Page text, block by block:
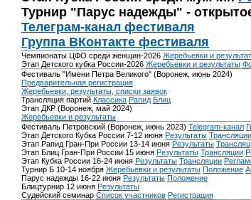
Турнир "Парус надежды" -
Телеграм-канал фестиваля
Группа ВКонтакте фестиваля
Чемпионаты ЦФО среди женщин-2026 Жеребьевки и
Этап Детского кубка России-2026 Жеребьевки и результаты
Фестиваль "Имени Петра Великого" (Воронеж, июнь 2024)
Предварительная регистрация
Жеребьевки, результаты, списки заявок
Трансляция партий Классика Рапид Блиц
Этап ДКР (Воронеж, май 2024)
Жеребьевки и результаты
Фестиваль Петровский (Воронеж, июнь 2023) Telegram-канал
Этап Детского Кубка России 7-12 июня Результаты Трансляции
Этап Рапид Гран-При России 13-14 июня Результаты
Этап Блиц Гран-При России 15 июня Результаты Трансляции
Этап Кубка России 16-24 июня Результаты Трансляции
Турнир Б 10-14 ноября Жеребьевки и результаты Положение
Парус надежды 16-22 июня Результаты Положение
Блицтурнир 12 июня Результаты
Судейский семинар Список участников Регистрация